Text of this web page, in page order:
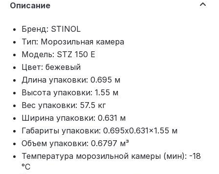
Описание
Бренд: STINOL
Тип: Морозильная камера
Модель: STZ 150 E
Цвет: бежевый
Длина упаковки: 0.695 м
Высота упаковки: 1.55 м
Вес упаковки: 57.5 кг
Ширина упаковки: 0.631 м
Габариты упаковки: 0.695x0.631x1.55 м
Объем упаковки: 0.6797 м³
Температура морозильной камеры (мин): -18
°C